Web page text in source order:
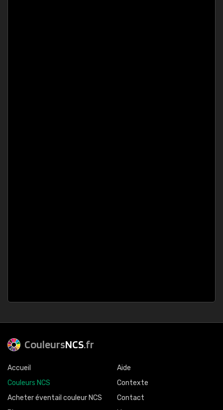
CouleursNCS.fr
Accueil
Couleurs NCS
Acheter éventail couleur NCS
Aide
Contexte
Contact